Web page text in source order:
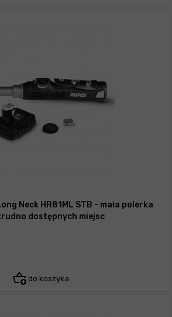
Neck HR81ML STB - mała polerka
dostępnych miejsc
do koszyka